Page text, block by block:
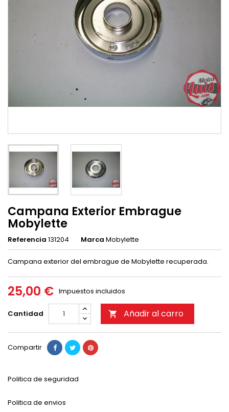
Campana Exterior Embrague
Mobylette
Referencia 131204 Marca Mobylette
Campana exterior del embrague de Mobylette recuperada.
25,00 € Impuestos incluidos
Cantidad  Añadir al carro
Compartir
Politica de seguridad
Politica de envios